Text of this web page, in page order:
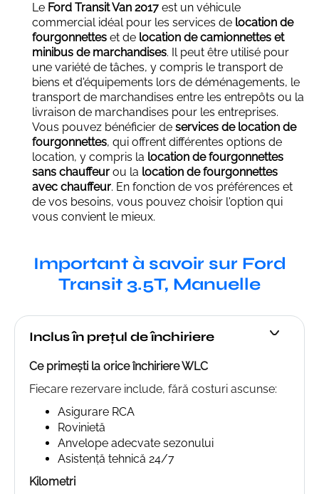
Le Ford Transit Van 2017 est un véhicule
commercial idéal pour les services de location de
fourgonnettes et de location de camionnettes et
minibus de marchandises. Il peut être utilisé pour
une variété de tâches, y compris le transport de
biens et d'équipements lors de déménagements, le
transport de marchandises entre les entrepôts ou la
livraison de marchandises pour les entreprises.
Vous pouvez bénéficier de services de location de
fourgonnettes, qui offrent différentes options de
location, y compris la location de fourgonnettes
sans chauffeur ou la location de fourgonnettes
avec chauffeur. En fonction de vos préférences et
de vos besoins, vous pouvez choisir l'option qui
vous convient le mieux.
Important à savoir sur Ford
Transit 3.5T, Manuelle
Inclus în prețul de închiriere
Ce primești la orice închiriere WLC
Fiecare rezervare include, fără costuri ascunse:
Asigurare RCA
Rovinietă
Anvelope adecvate sezonului
Asistență tehnică 24/7
Kilometri